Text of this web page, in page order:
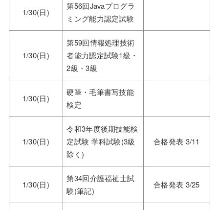
1/30(日)
第56回Javaプログラ
ミング能力認定試験
1/30(日)
第59回情報処理技術
者能力認定試験1級・
2級・3級
1/30(日)
硬筆・毛筆書写技能
検定
1/30(日)
令和3年度後期技能検
定試験 学科試験(3級
除く)
合格発表 3/11
1/30(日)
第34回介護福祉士試
験(筆記)
合格発表 3/25